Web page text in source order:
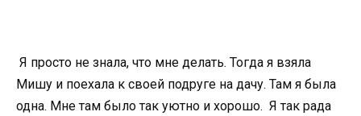
Я просто не знала, что мне делать. Тогда я взяла
Мишу и поехала к своей подруге на дачу. Там я была
одна. Мне там было так уютно и хорошо. Я так рада